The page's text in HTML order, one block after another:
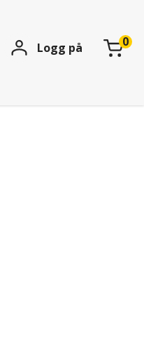
Logg på